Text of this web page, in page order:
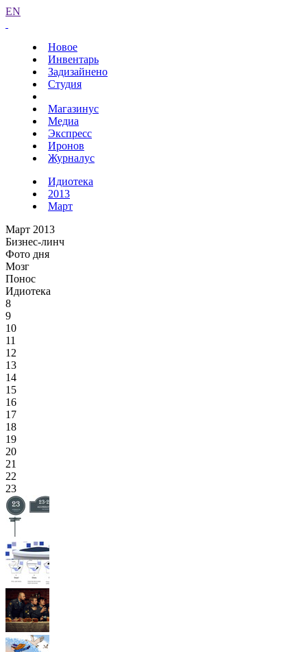
EN
Новое
Инвентарь
Задизайнено
Студия
Магазинус
Медиа
Экспресс
Иронов
Журналус
Идиотека
2013
Март
Март 2013
Бизнес-линч
Фото дня
Мозг
Понос
Идиотека
8
9
10
11
12
13
14
15
16
17
18
19
20
21
22
23